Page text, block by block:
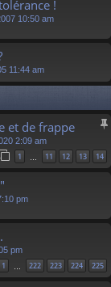
!
10:50 am
11:44 am
et de frappe
2:09 am
1 11 12 13 14
pm
pm
1 222 223 224 225